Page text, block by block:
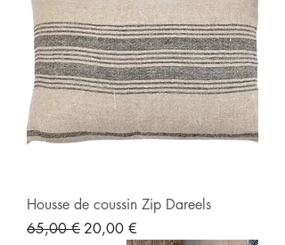
Housse de coussin Zip Dareels
Prix original
65,00 € Prix promotionnel
20,00 €